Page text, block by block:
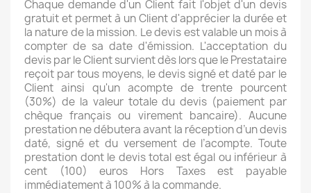
Chaque demande d'un Client fait l'objet d'un devis
gratuit et permet à un Client d'apprécier la durée et
la nature de la mission. Le devis est valable un mois à
compter de sa date d'émission. L'acceptation du
devis par le Client survient dès lors que le Prestataire
reçoit par tous moyens, le devis signé et daté par le
Client ainsi qu'un acompte de trente pourcent
(30%) de la valeur totale du devis (paiement par
chèque français ou virement bancaire). Aucune
prestation ne débutera avant la réception d’un devis
daté, signé et du versement de l’acompte. Toute
prestation dont le devis total est égal ou inférieur à
cent (100) euros Hors Taxes est payable
immédiatement à 100% à la commande.